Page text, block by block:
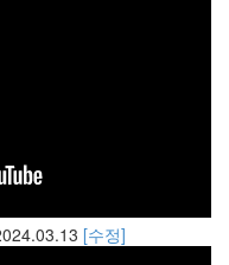
[수정]